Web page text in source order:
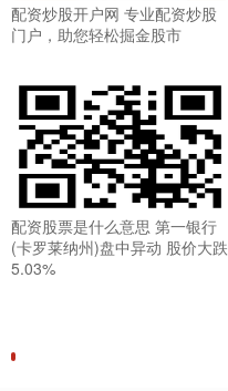
配资炒股开户网 专业配资炒股
门户，助您轻松掘金股市
配资股票是什么意思 第一银行
(卡罗莱纳州)盘中异动 股价大跌
5.03%